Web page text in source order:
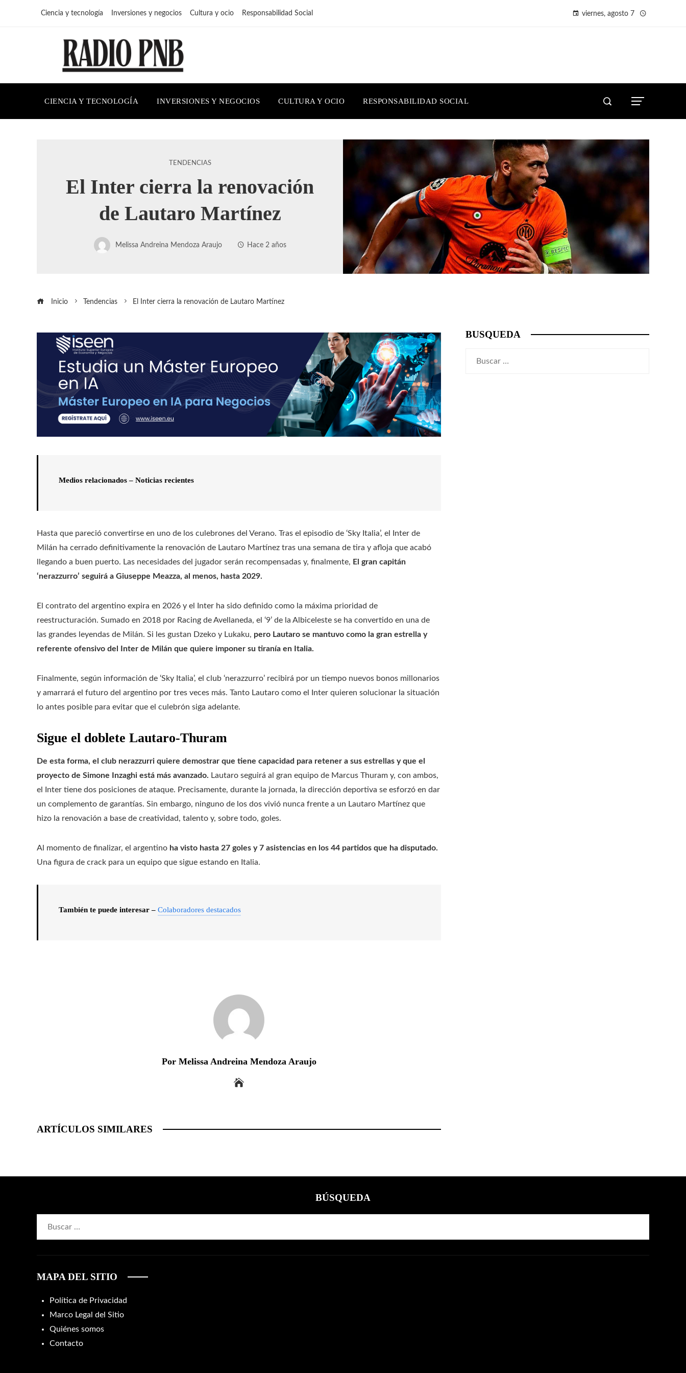
Ciencia y tecnología Inversiones y negocios Cultura y ocio Responsabilidad Social viernes, agosto 7
CIENCIA Y TECNOLOGÍA INVERSIONES Y NEGOCIOS CULTURA Y OCIO RESPONSABILIDAD SOCIAL
TENDENCIAS
El Inter cierra la renovación
de Lautaro Martínez
Melissa Andreina Mendoza Araujo Hace 2 años
Inicio Tendencias El Inter cierra la renovación de Lautaro Martínez
Medios relacionados – Noticias recientes
Hasta que pareció convertirse en uno de los culebrones del Verano. Tras el episodio de ‘Sky Italia’, el Inter de
Milán ha cerrado definitivamente la renovación de Lautaro Martínez tras una semana de tira y afloja que acabó
llegando a buen puerto. Las necesidades del jugador serán recompensadas y, finalmente, El gran capitán
‘nerazzurro’ seguirá a Giuseppe Meazza, al menos, hasta 2029.
El contrato del argentino expira en 2026 y el Inter ha sido definido como la máxima prioridad de
reestructuración. Sumado en 2018 por Racing de Avellaneda, el ‘9’ de la Albiceleste se ha convertido en una de
las grandes leyendas de Milán. Si les gustan Dzeko y Lukaku, pero Lautaro se mantuvo como la gran estrella y
referente ofensivo del Inter de Milán que quiere imponer su tiranía en Italia.
Finalmente, según información de ‘Sky Italia’, el club ‘nerazzurro’ recibirá por un tiempo nuevos bonos millonarios
y amarrará el futuro del argentino por tres veces más. Tanto Lautaro como el Inter quieren solucionar la situación
lo antes posible para evitar que el culebrón siga adelante.
Sigue el doblete Lautaro-Thuram
De esta forma, el club nerazzurri quiere demostrar que tiene capacidad para retener a sus estrellas y que el
proyecto de Simone Inzaghi está más avanzado. Lautaro seguirá al gran equipo de Marcus Thuram y, con ambos,
el Inter tiene dos posiciones de ataque. Precisamente, durante la jornada, la dirección deportiva se esforzó en dar
un complemento de garantías. Sin embargo, ninguno de los dos vivió nunca frente a un Lautaro Martínez que
hizo la renovación a base de creatividad, talento y, sobre todo, goles.
Al momento de finalizar, el argentino ha visto hasta 27 goles y 7 asistencias en los 44 partidos que ha disputado.
Una figura de crack para un equipo que sigue estando en Italia.
También te puede interesar – Colaboradores destacados
Por Melissa Andreina Mendoza Araujo
ARTÍCULOS SIMILARES
BUSQUEDA
BÚSQUEDA
MAPA DEL SITIO
Política de Privacidad
Marco Legal del Sitio
Quiénes somos
Contacto